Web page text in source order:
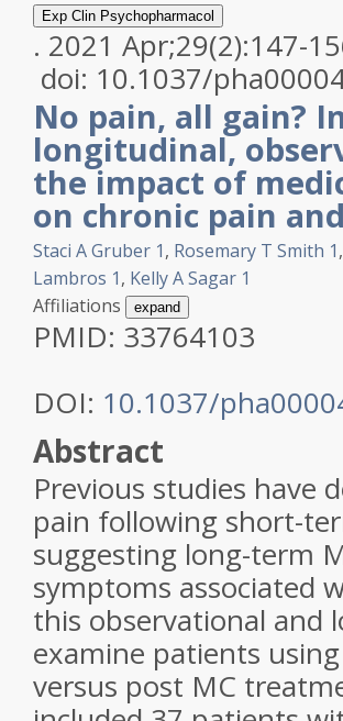
Exp Clin Psychopharmacol
. 2021 Apr;29(2):147-
doi: 10.1037/
No pain, all gain?
longitudinal,
the impact of
on chronic pain
Staci A Gruber 1, Rosemary T Smith 1,
Lambros 1, Kelly A Sagar 1
Affiliations
expand
PMID: 33764103
DOI: 10.1037/
Abstract
Previous studies have
pain following short-
suggesting long-term
symptoms associated
this observational and
examine patients
versus post MC